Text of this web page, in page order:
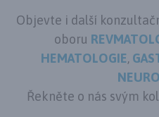
Objevte i další
oboru
HEMATOLOGIE,
Řekněte o nás svým